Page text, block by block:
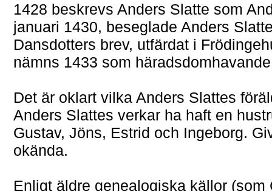
1428 beskrevs Anders Slatte som
januari 1430, beseglade Anders
Dansdotters brev, utfärdat i
nämns 1433 som
Det är oklart vilka Anders Slattes
Anders Slattes verkar ha haft en
Gustav, Jöns, Estrid och Ingeborg.
okända.
Enligt äldre genealogiska källor